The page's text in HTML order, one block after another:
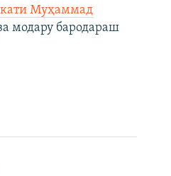
Муҳаммад
модару бародараш